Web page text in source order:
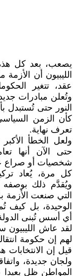
يصعب، بعد كل
الليبيون أن
عقد، تتغير
وتُعلن مبادرات
النور حتى تُستبدل
كأن الزمن
تعرف نهاية.
ولعل الخطأ
حتى الآن أنها
شخصيات أو صراع
كل مرة، يُعاد
ويُقدَّم ذلك بوصفه
التي صنعت
الوحيدة، بل
أي أسس تُبنى
لقد عاش الليبيون
لهم إن حكومة
قيل إن
ولجان جديدة،
المواطن ظل